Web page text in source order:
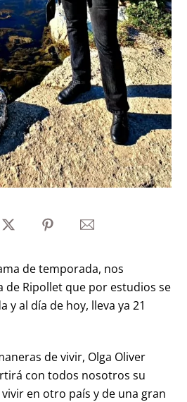
de temporada, nos
de Ripollet que por estudios se
y al día de hoy, lleva ya 21
de vivir, Olga Oliver
con todos nosotros su
en otro país y de una gran